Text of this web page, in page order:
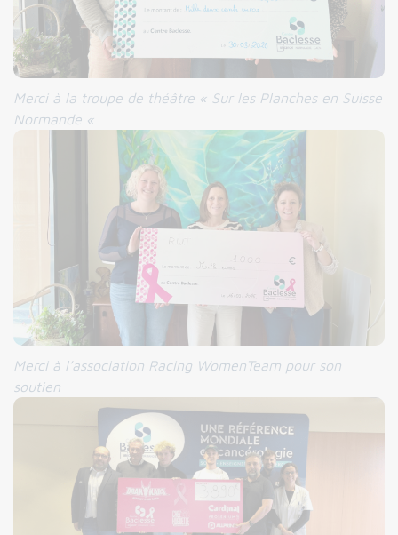
Merci à la troupe de théâtre « Sur les Planches en Suisse
Normande «
Merci à l’association Racing WomenTeam pour son
soutien